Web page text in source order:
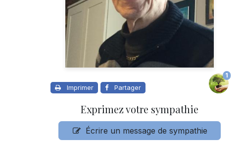
Imprimer Partager
1
Exprimez votre sympathie
Écrire un message de sympathie